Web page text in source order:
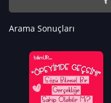
Arama Sonuçları